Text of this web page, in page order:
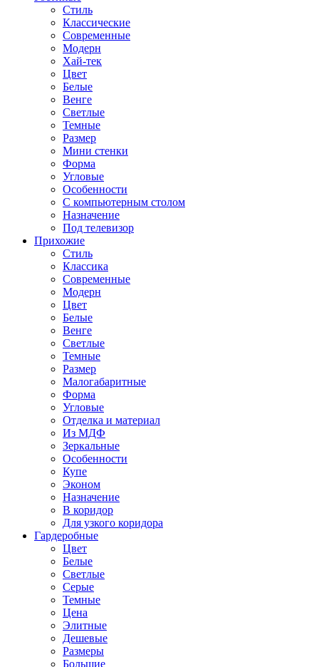
Стиль
Классические
Современные
Модерн
Хай-тек
Цвет
Белые
Венге
Светлые
Темные
Размер
Мини стенки
Форма
Угловые
Особенности
С компьютерным столом
Назначение
Под телевизор
Прихожие
Стиль
Классика
Современные
Модерн
Цвет
Белые
Венге
Светлые
Темные
Размер
Малогабаритные
Форма
Угловые
Отделка и материал
Из МДФ
Зеркальные
Особенности
Купе
Эконом
Назначение
В коридор
Для узкого коридора
Гардеробные
Цвет
Белые
Светлые
Серые
Темные
Цена
Элитные
Дешевые
Размеры
Большие